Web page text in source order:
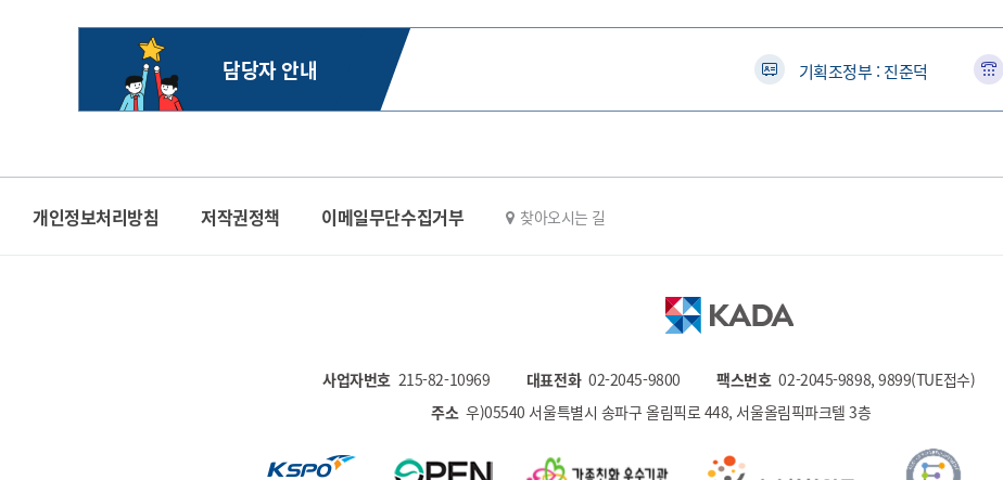
담당자 안내 기획조정부 : 진준덕
개인정보처리방침 저작권정책 이메일무단수집거부 찾아오시는 길
사업자번호 215-82-10969 대표전화 02-2045-9800 팩스번호 02-2045-9898, 9899(TUE접수)
주소 우)05540 서울특별시 송파구 올림픽로 448, 서울올림픽파크텔 3층